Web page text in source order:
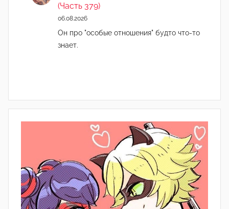
(Часть 379)
06.08.2026
Он про "особые отношения" будто что-то
знает.